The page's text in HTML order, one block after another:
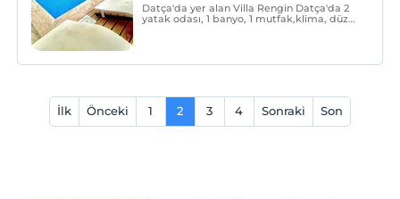
Datça'da yer alan Villa Rengin Datça'da 2
yatak odası, 1 banyo, 1 mutfak,klima, düz
İlk Önceki 1 2 3 4 Sonraki Son